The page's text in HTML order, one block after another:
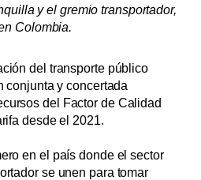
y el gremio transportador,
Colombia.
del transporte público
conjunta y concertada
del Factor de Calidad
desde el 2021.
en el país donde el sector
se unen para tomar